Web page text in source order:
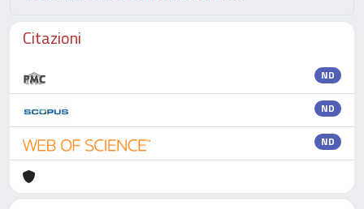
Citazioni
ND
ND
ND